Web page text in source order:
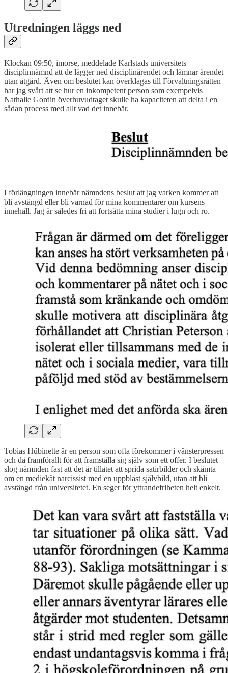
Utredningen läggs ned
Klockan 09:50, imorse, meddelade Karlstads universitets
disciplinnämnd att de lägger ned disciplinärendet och lämnar ärendet
utan åtgärd. Även om beslutet kan överklagas till Förvaltningsrätten
har jag svårt att se hur en inkompetent person som exempelvis
Nathalie Gordin överhuvudtaget skulle ha kapaciteten att delta i en
sådan process med allt vad det innebär.
I förlängningen innebär nämndens beslut att jag varken kommer att
bli avstängd eller bli varnad för mina kommentarer om kursens
innehåll. Jag är således fri att fortsätta mina studier i lugn och ro.
Tobias Hübinette är en person som ofta förekommer i vänsterpressen
och då framförallt för att framställa sig själv som ett offer. I beslutet
slog nämnden fast att det är tillåtet att sprida satirbilder och skämta
om en mediekåt narcissist med en uppblåst självbild, utan att bli
avstängd från universitetet. En seger för yttrandefriheten helt enkelt.